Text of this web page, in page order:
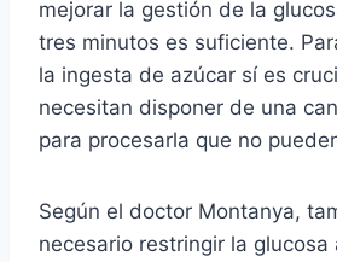
mejorar la gestión de la
tres minutos es suficiente.
la ingesta de azúcar sí es
necesitan disponer de una
para procesarla que no
Según el doctor Montanya,
necesario restringir la glucosa